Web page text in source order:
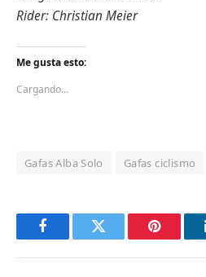
Rider: Christian Meier
Me gusta esto:
Cargando...
Gafas Alba Solo Gafas ciclismo
FacebookTwitter Pinterest